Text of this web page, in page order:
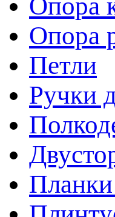
Опора
Петли
Ручки